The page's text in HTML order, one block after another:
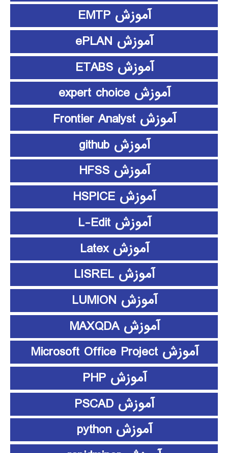
آموزش EMTP
آموزش ePLAN
آموزش ETABS
آموزش expert choice
آموزش Frontier Analyst
آموزش github
آموزش HFSS
آموزش HSPICE
آموزش L-Edit
آموزش Latex
آموزش LISREL
آموزش LUMION
آموزش MAXQDA
آموزش Microsoft Office Project
آموزش PHP
آموزش PSCAD
آموزش python